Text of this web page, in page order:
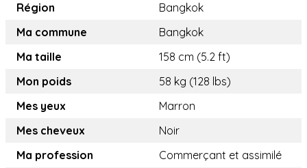
Région
Bangkok
Ma commune
Bangkok
Ma taille
158 cm (5.2 ft)
Mon poids
58 kg (128 lbs)
Mes yeux
Marron
Mes cheveux
Noir
Ma profession
Commerçant et assimilé